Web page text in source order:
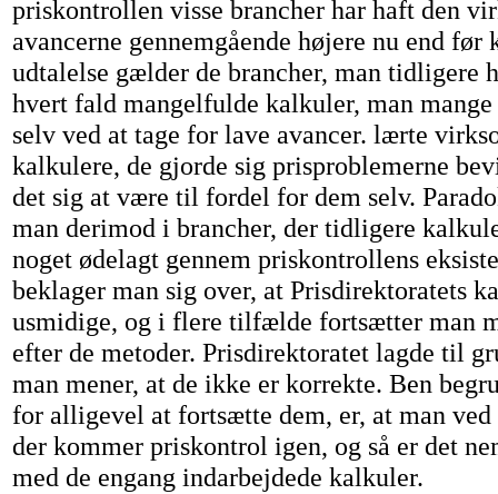
priskontrollen visse brancher har haft den
avancerne gennemgående højere nu end før
udtalelse gælder de brancher, man tidligere
hvert fald mangelfulde kalkuler, man mange
selv ved at tage for lave avancer. lærte
kalkulere, de gjorde sig prisproblemerne
det sig at være til fordel for dem selv.
man derimod i brancher, der tidligere
noget ødelagt gennem priskontrollens
beklager man sig over, at Prisdirektoratets
usmidige, og i flere tilfælde fortsætter man
efter de metoder. Prisdirektoratet lagde til
man mener, at de ikke er korrekte. Ben
for alligevel at fortsætte dem, er, at man
der kommer priskontrol igen, og så er det
med de engang indarbejdede kalkuler.